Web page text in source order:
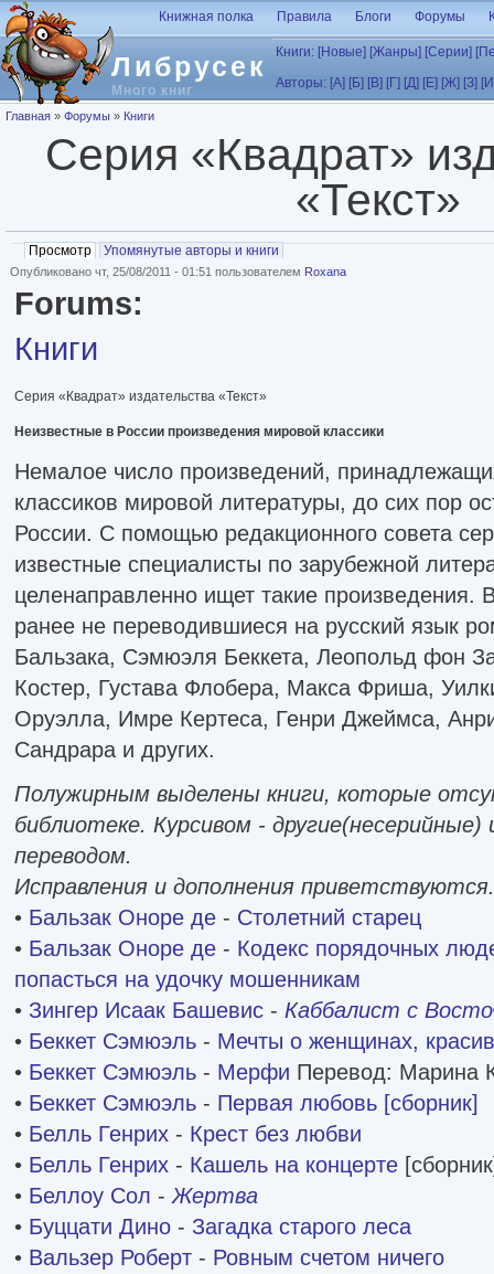
Перейти к основному содержанию
Либрусек
Много книг
Книжная полка Правила Блоги Форумы
Книги: [Новые] [Жанры] [Серии]
Авторы: [А] [Б] [В] [Г] [Д] [Е] [Ж] [З]
Вы здесь
Главная » Форумы » Книги
Серия «Квадрат»
«Текст»
Главные вкладки
Просмотр (активная вкладка)
Упомянутые авторы и книги
Опубликовано чт, 25/08/2011 - 01:51 пользователем Roxana
Forums:
Книги
Серия «Квадрат» издательства «Текст»
Неизвестные в России произведения мировой классики
Немалое число произведений,
классиков мировой литературы, до сих пор
России. С помощью редакционного совета
известные специалисты по зарубежной
целенаправленно ищет такие
ранее не переводившиеся на русский язык
Бальзака, Сэмюэля Беккета, Леопольд фон
Костер, Густава Флобера, Макса Фриша,
Оруэлла, Имре Кертеса, Генри Джеймса,
Сандрара и других.
Полужирным выделены книги, которые
библиотеке. Курсивом -
переводом.
Исправления и дополнения приветствуются.
• Бальзак Оноре де - Столетний старец
• Бальзак Оноре де - Кодекс порядочных
попасться на удочку мошенникам
• Зингер Исаак Башевис - Каббалист с
• Беккет Сэмюэль - Мечты о женщинах,
• Беккет Сэмюэль - Мерфи Перевод: Марина
• Беккет Сэмюэль - Первая любовь [сборник]
• Белль Генрих - Крест без любви
• Белль Генрих - Кашель на концерте
• Беллоу Сол - Жертва
• Буццати Дино - Загадка старого леса
• Вальзер Роберт - Ровным счетом ничего